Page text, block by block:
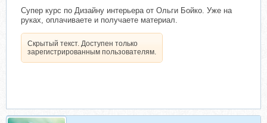
Супер курс по Дизайну интерьера от Ольги Бойко. Уже на
руках, оплачиваете и получаете материал.
Скрытый текст. Доступен только
зарегистрированным пользователям.